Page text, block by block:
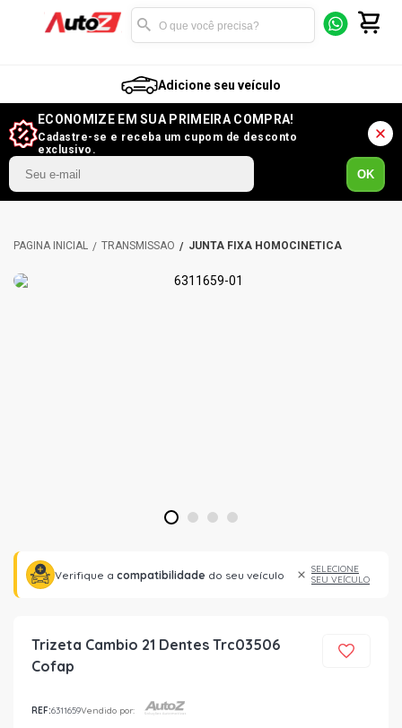
Adicione seu veículo
ECONOMIZE EM SUA PRIMEIRA COMPRA!
Cadastre-se e receba um cupom de desconto
exclusivo.
OK
TRANSMISSÃO JUNTA FIXA HOMOCINÉTICA
1 2 3 4
Verifique a compatibilidade do seu veículo
SELECIONE
SEU VEÍCULO
Trizeta Cambio 21 Dentes Trc03506
Cofap
REF:6311659Vendido por: